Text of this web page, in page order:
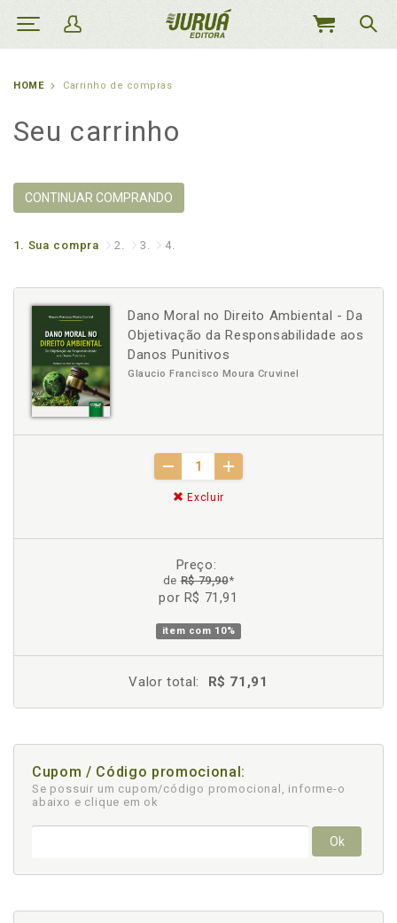
MEU
HOME Carrinho de compras
Seu carrinho
CONTINUAR COMPRANDO
1. Sua compra 2. 3. 4.
Dano Moral no Direito Ambiental - Da
Objetivação da Responsabilidade aos
Danos Punitivos
Glaucio Francisco Moura Cruvinel
Excluir
Preço:
deR$ 79,90*
por R$ 71,91
item com 10%
Valor total: R$ 71,91
Cupom / Código promocional:
Se possuir um cupom/código promocional, informe-o
abaixo e clique em ok
Ok